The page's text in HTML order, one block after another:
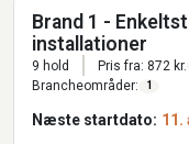
Brand 1 -
installationer
9 hold Pris fra: 872 kr.
Brancheområder:
1
Næste startdato: 11.